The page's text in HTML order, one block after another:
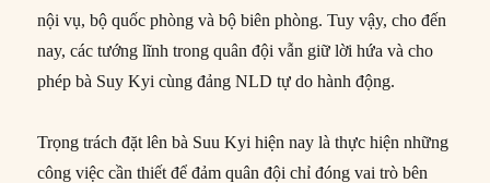
nội vụ, bộ quốc phòng và bộ biên phòng. Tuy vậy, cho đến
nay, các tướng lĩnh trong quân đội vẫn giữ lời hứa và cho
phép bà Suy Kyi cùng đảng NLD tự do hành động.
Trọng trách đặt lên bà Suu Kyi hiện nay là thực hiện những
công việc cần thiết để đảm quân đội chỉ đóng vai trò bên